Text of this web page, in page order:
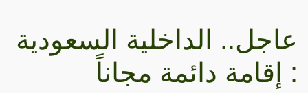
عاجل.. الداخلية السعودية
: إقامة دائمة مجاناً